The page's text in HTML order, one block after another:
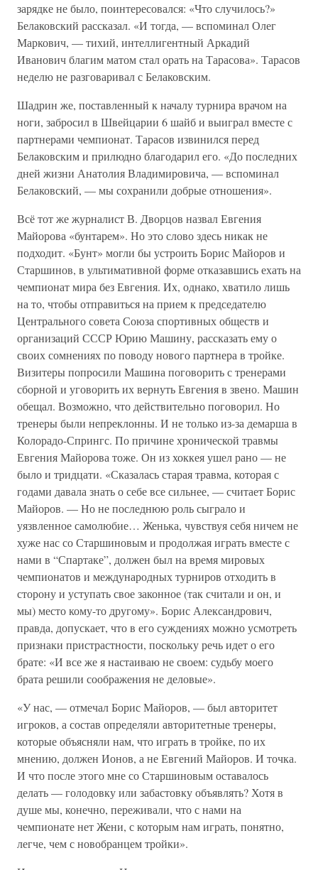
зарядке не было, поинтересовался: «Что случилось?»
Белаковский рассказал. «И тогда, — вспоминал Олег
Маркович, — тихий, интеллигентный Аркадий
Иванович благим матом стал орать на Тарасова». Тарасов
неделю не разговаривал с Белаковским.
Шадрин же, поставленный к началу турнира врачом на
ноги, забросил в Швейцарии 6 шайб и выиграл вместе с
партнерами чемпионат. Тарасов извинился перед
Белаковским и прилюдно благодарил его. «До последних
дней жизни Анатолия Владимировича, — вспоминал
Белаковский, — мы сохранили добрые отношения».
Всё тот же журналист В. Дворцов назвал Евгения
Майорова «бунтарем». Но это слово здесь никак не
подходит. «Бунт» могли бы устроить Борис Майоров и
Старшинов, в ультимативной форме отказавшись ехать на
чемпионат мира без Евгения. Их, однако, хватило лишь
на то, чтобы отправиться на прием к председателю
Центрального совета Союза спортивных обществ и
организаций СССР Юрию Машину, рассказать ему о
своих сомнениях по поводу нового партнера в тройке.
Визитеры попросили Машина поговорить с тренерами
сборной и уговорить их вернуть Евгения в звено. Машин
обещал. Возможно, что действительно поговорил. Но
тренеры были непреклонны. И не только из-за демарша в
Колорадо-Спрингс. По причине хронической травмы
Евгения Майорова тоже. Он из хоккея ушел рано — не
было и тридцати. «Сказалась старая травма, которая с
годами давала знать о себе все сильнее, — считает Борис
Майоров. — Но не последнюю роль сыграло и
уязвленное самолюбие… Женька, чувствуя себя ничем не
хуже нас со Старшиновым и продолжая играть вместе с
нами в “Спартаке”, должен был на время мировых
чемпионатов и международных турниров отходить в
сторону и уступать свое законное (так считали и он, и
мы) место кому-то другому». Борис Александрович,
правда, допускает, что в его суждениях можно усмотреть
признаки пристрастности, поскольку речь идет о его
брате: «И все же я настаиваю не своем: судьбу моего
брата решили соображения не деловые».
«У нас, — отмечал Борис Майоров, — был авторитет
игроков, а состав определяли авторитетные тренеры,
которые объясняли нам, что играть в тройке, по их
мнению, должен Ионов, а не Евгений Майоров. И точка.
И что после этого мне со Старшиновым оставалось
делать — голодовку или забастовку объявлять? Хотя в
душе мы, конечно, переживали, что с нами на
чемпионате нет Жени, с которым нам играть, понятно,
легче, чем с новобранцем тройки».